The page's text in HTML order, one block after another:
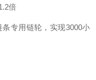
倍
专用链轮，实现3000小